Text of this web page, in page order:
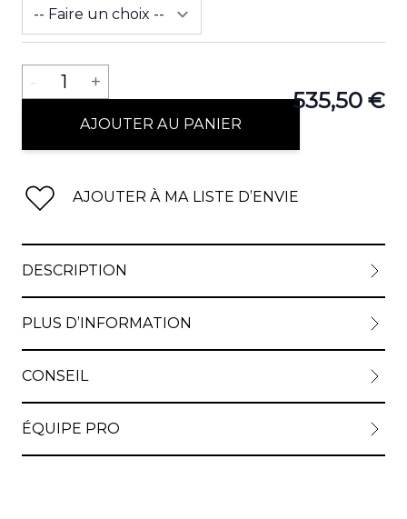
535,50 €
Quantité
- 1 +
AJOUTER AU PANIER
AJOUTER À MA LISTE D’ENVIE
DESCRIPTION
PLUS D’INFORMATION
CONSEIL
ÉQUIPE PRO